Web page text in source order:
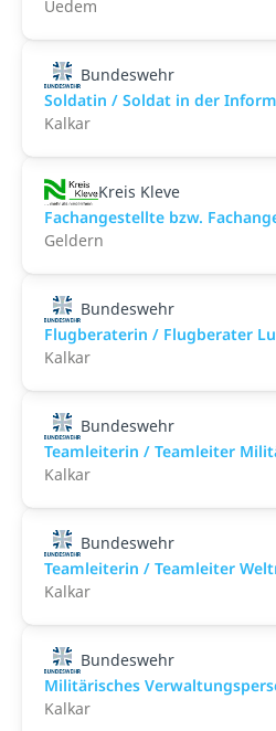
Uedem
Bundeswehr
Soldatin / Soldat in der
Kalkar
Kreis Kleve
Fachangestellte bzw.
Geldern
Bundeswehr
Flugberaterin / Flugberater
Kalkar
Bundeswehr
Teamleiterin / Teamleiter
Kalkar
Bundeswehr
Teamleiterin / Teamleiter
Kalkar
Bundeswehr
Militärisches
Kalkar